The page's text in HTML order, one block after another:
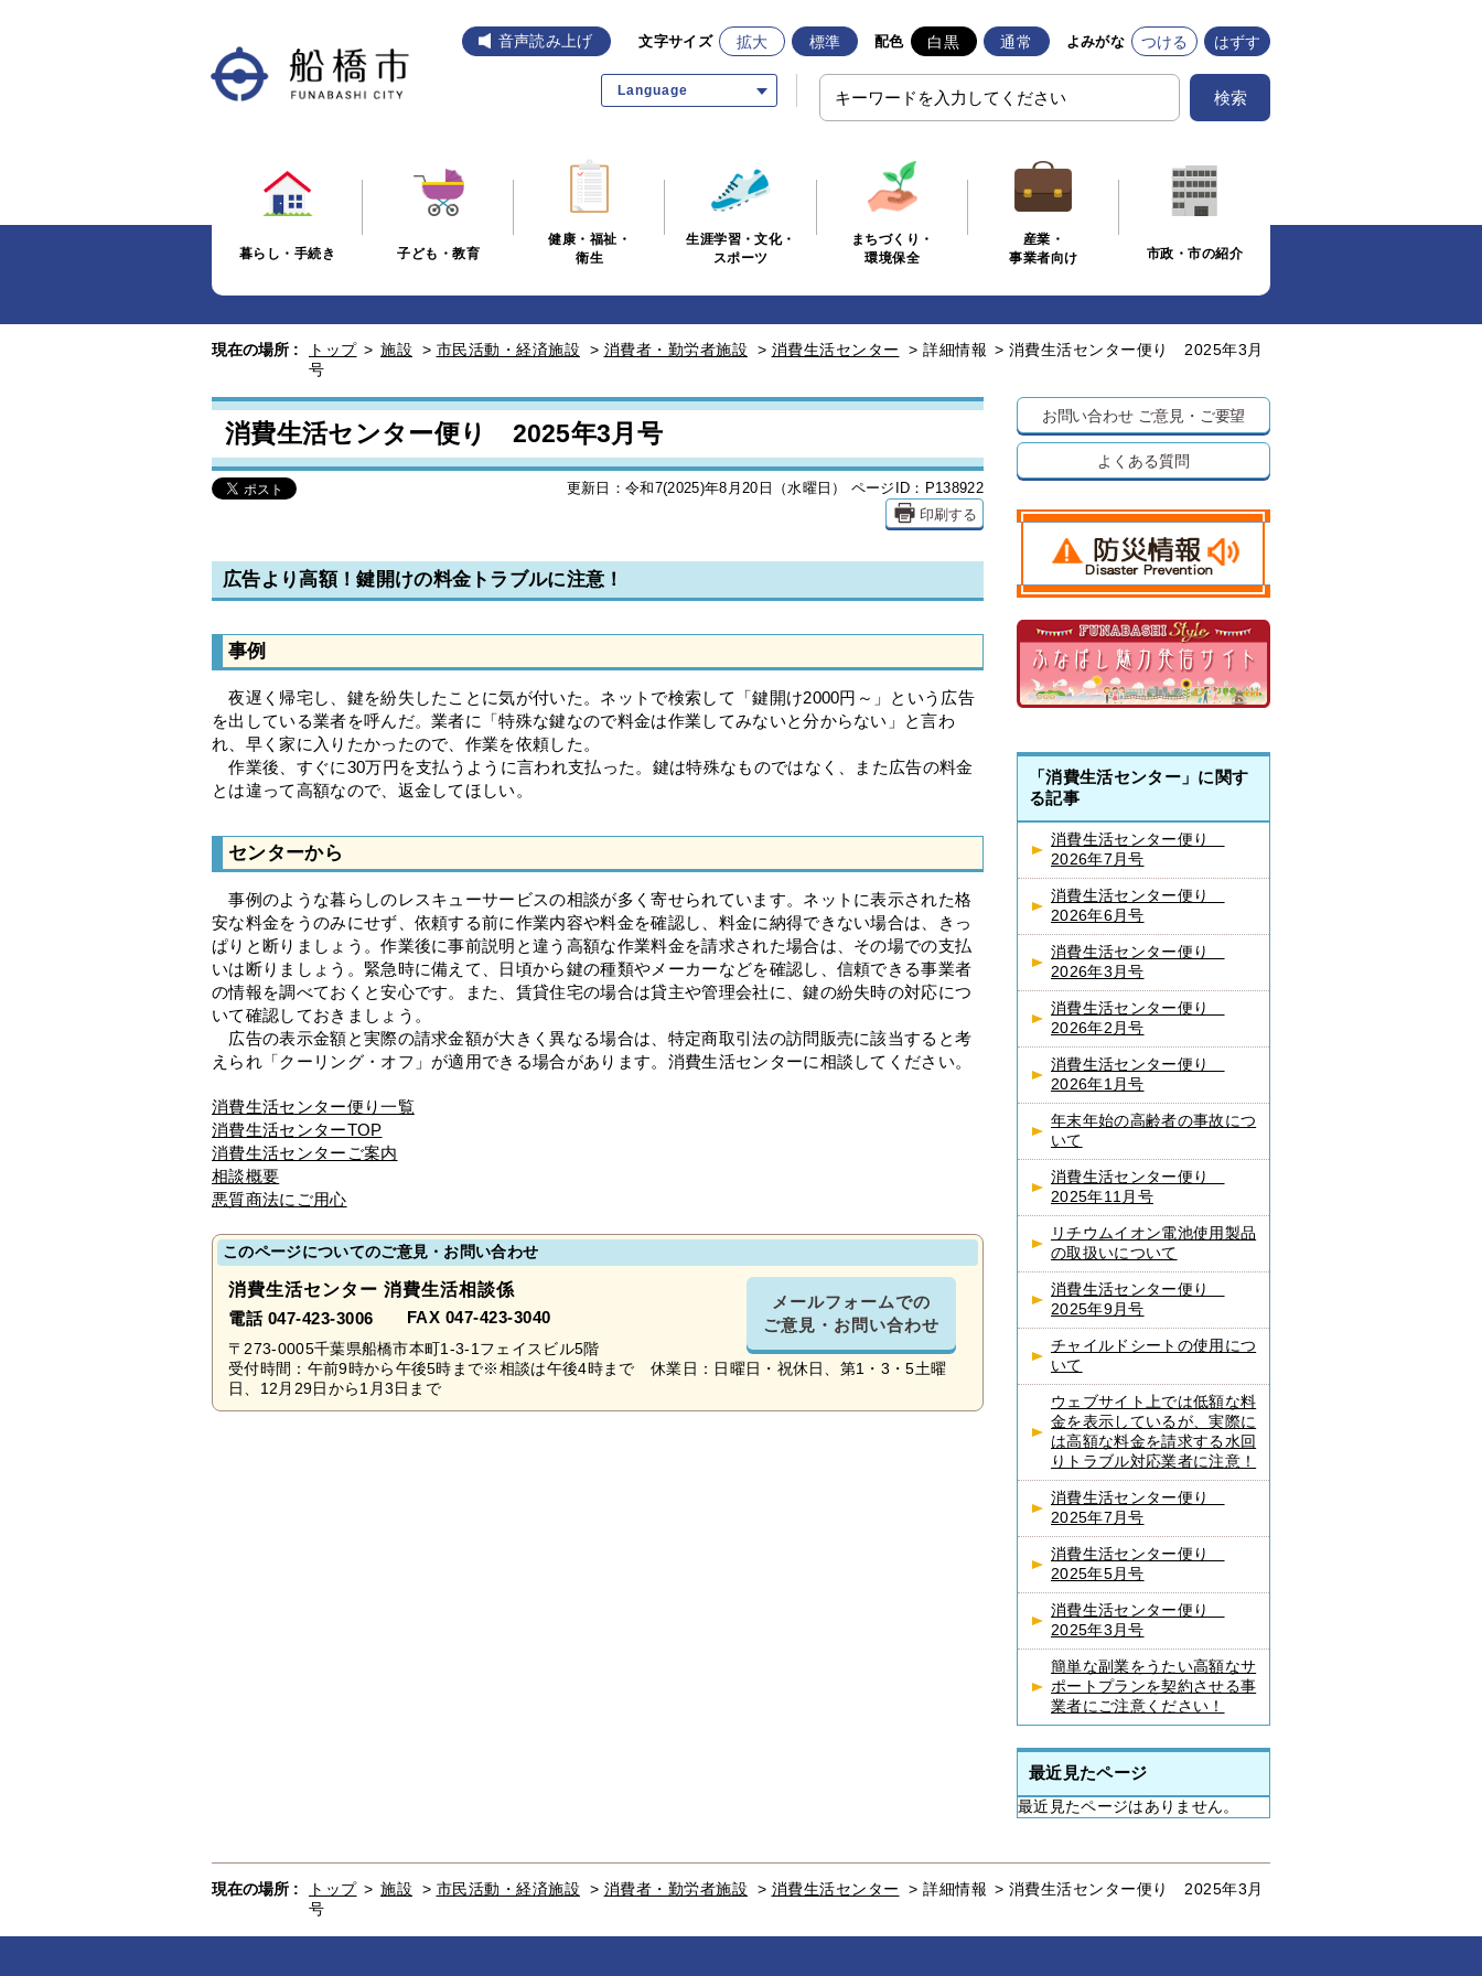
音声読み上げ 文字サイズ 拡大 標準 配色 白黒 通常 よみがな つける はずす
Language 検索
暮らし・手続き 子ども・教育
健康・福祉・
衛生
生涯学習・文化・
スポーツ
まちづくり・
環境保全
産業・
事業者向け
市政・市の紹介
現在の場所 : トップ > 施設 > 市民活動・経済施設 > 消費者・勤労者施設 > 消費生活センター > 詳細情報 > 消費生活センター便り 2025年3月
号
消費生活センター便り 2025年3月号
更新日：令和7(2025)年8月20日（水曜日） ページID：P138922
印刷する
広告より高額！鍵開けの料金トラブルに注意！
事例
夜遅く帰宅し、鍵を紛失したことに気が付いた。ネットで検索して「鍵開け2000円～」という広告
を出している業者を呼んだ。業者に「特殊な鍵なので料金は作業してみないと分からない」と言わ
れ、早く家に入りたかったので、作業を依頼した。
作業後、すぐに30万円を支払うように言われ支払った。鍵は特殊なものではなく、また広告の料金
とは違って高額なので、返金してほしい。
センターから
事例のような暮らしのレスキューサービスの相談が多く寄せられています。ネットに表示された格
安な料金をうのみにせず、依頼する前に作業内容や料金を確認し、料金に納得できない場合は、きっ
ぱりと断りましょう。作業後に事前説明と違う高額な作業料金を請求された場合は、その場での支払
いは断りましょう。緊急時に備えて、日頃から鍵の種類やメーカーなどを確認し、信頼できる事業者
の情報を調べておくと安心です。また、賃貸住宅の場合は貸主や管理会社に、鍵の紛失時の対応につ
いて確認しておきましょう。
広告の表示金額と実際の請求金額が大きく異なる場合は、特定商取引法の訪問販売に該当すると考
えられ「クーリング・オフ」が適用できる場合があります。消費生活センターに相談してください。
消費生活センター便り一覧
消費生活センターTOP
消費生活センターご案内
相談概要
悪質商法にご用心
このページについてのご意見・お問い合わせ
消費生活センター 消費生活相談係
電話 047-423-3006 FAX 047-423-3040
メールフォームでの
ご意見・お問い合わせ
〒273-0005千葉県船橋市本町1-3-1フェイスビル5階
受付時間：午前9時から午後5時まで※相談は午後4時まで 休業日：日曜日・祝休日、第1・3・5土曜
日、12月29日から1月3日まで
お問い合わせ ご意見・ご要望
よくある質問
「消費生活センター」に関す
る記事
消費生活センター便り
2026年7月号
消費生活センター便り
2026年6月号
消費生活センター便り
2026年3月号
消費生活センター便り
2026年2月号
消費生活センター便り
2026年1月号
年末年始の高齢者の事故につ
いて
消費生活センター便り
2025年11月号
リチウムイオン電池使用製品
の取扱いについて
消費生活センター便り
2025年9月号
チャイルドシートの使用につ
いて
ウェブサイト上では低額な料
金を表示しているが、実際に
は高額な料金を請求する水回
りトラブル対応業者に注意！
消費生活センター便り
2025年7月号
消費生活センター便り
2025年5月号
消費生活センター便り
2025年3月号
簡単な副業をうたい高額なサ
ポートプランを契約させる事
業者にご注意ください！
最近見たページ
最近見たページはありません。
現在の場所 : トップ > 施設 > 市民活動・経済施設 > 消費者・勤労者施設 > 消費生活センター > 詳細情報 > 消費生活センター便り 2025年3月
号